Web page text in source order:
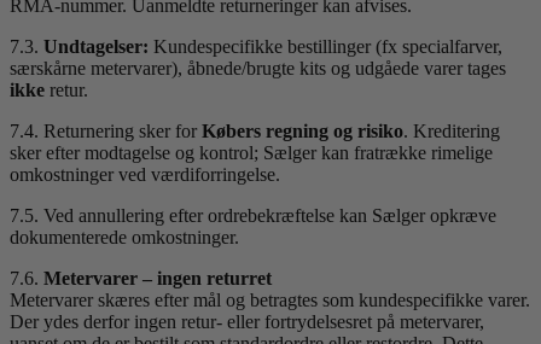
RMA-nummer. Uanmeldte returneringer kan afvises.
7.3. Undtagelser: Kundespecifikke bestillinger (fx specialfarver,
særskårne metervarer), åbnede/brugte kits og udgåede varer tages
ikke retur.
7.4. Returnering sker for Købers regning og risiko. Kreditering
sker efter modtagelse og kontrol; Sælger kan fratrække rimelige
omkostninger ved værdiforringelse.
7.5. Ved annullering efter ordrebekræftelse kan Sælger opkræve
dokumenterede omkostninger.
7.6. Metervarer – ingen returret
Metervarer skæres efter mål og betragtes som kundespecifikke varer.
Der ydes derfor ingen retur- eller fortrydelsesret på metervarer,